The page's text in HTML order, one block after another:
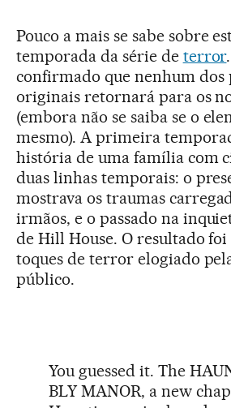
Pouco a mais se sabe sobre
temporada da série de terror
confirmado que nenhum dos
originais retornará para os
(embora não se saiba se o
mesmo). A primeira
história de uma família com
duas linhas temporais: o
mostrava os traumas
irmãos, e o passado na
de Hill House. O resultado
toques de terror elogiado
público.
You guessed it. The
BLY MANOR, a new